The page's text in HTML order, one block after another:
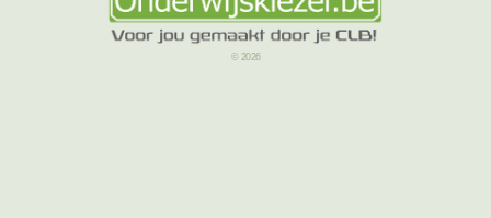
© 2026